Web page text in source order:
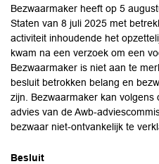
Bezwaarmaker heeft op 5
Staten van 8 juli 2025 met
activiteit inhoudende het
kwam na een verzoek om een
Bezwaarmaker is niet aan te
besluit betrokken belang en
zijn. Bezwaarmaker kan
advies van de Awb-
bezwaar niet-ontvankelijk te
Besluit